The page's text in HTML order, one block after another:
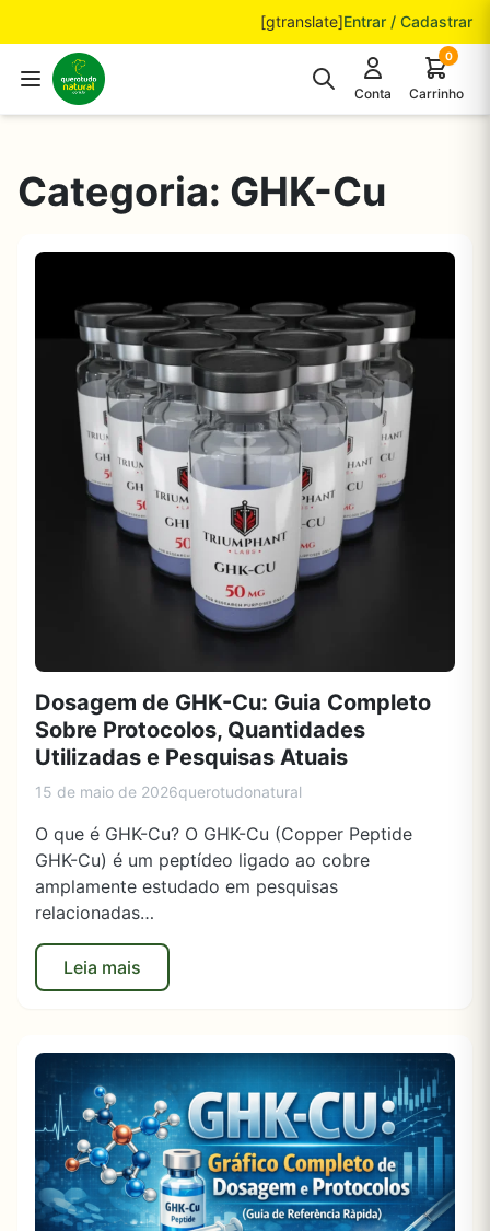
[gtranslate]Entrar / Cadastrar
Conta
0
Carrinho
Categoria: GHK-Cu
Dosagem de GHK-Cu: Guia Completo
Sobre Protocolos, Quantidades
Utilizadas e Pesquisas Atuais
15 de maio de 2026querotudonatural
O que é GHK-Cu? O GHK-Cu (Copper Peptide
GHK-Cu) é um peptídeo ligado ao cobre
amplamente estudado em pesquisas
relacionadas…
Leia mais